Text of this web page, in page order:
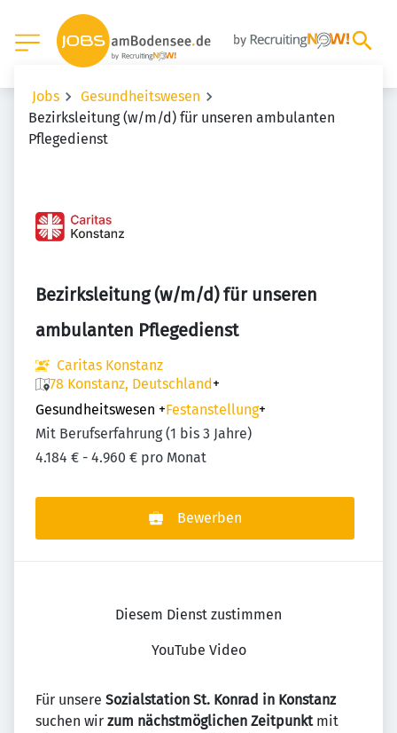
Jobs
Gesundheitswesen
Bezirksleitung​ (w/m/d) für unseren ambulanten
Pflegedienst
Bezirksleitung​ (w/m/d) für unseren
ambulanten Pflegedienst
Caritas Konstanz
78 Konstanz, Deutschland+
Gesundheitswesen +Festanstellung+
Mit Berufserfahrung (1 bis 3 Jahre)
4.184 € - 4.960 € pro Monat
Bewerben
Diesem Dienst zustimmen
YouTube Video
Für unsere Sozialstation St. Konrad in Konstanz
suchen wir zum nächstmöglichen Zeitpunkt mit